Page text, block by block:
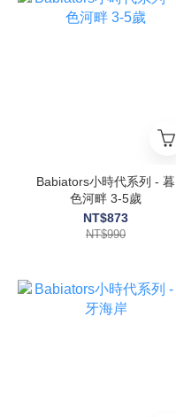
Babiators小時代系列 - 暮
色河畔 3-5歲
NT$873
NT$990